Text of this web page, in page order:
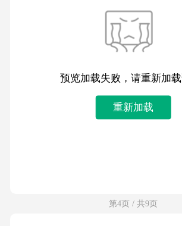
预览加载失败，请重新加
重新加载
第4页 / 共9页